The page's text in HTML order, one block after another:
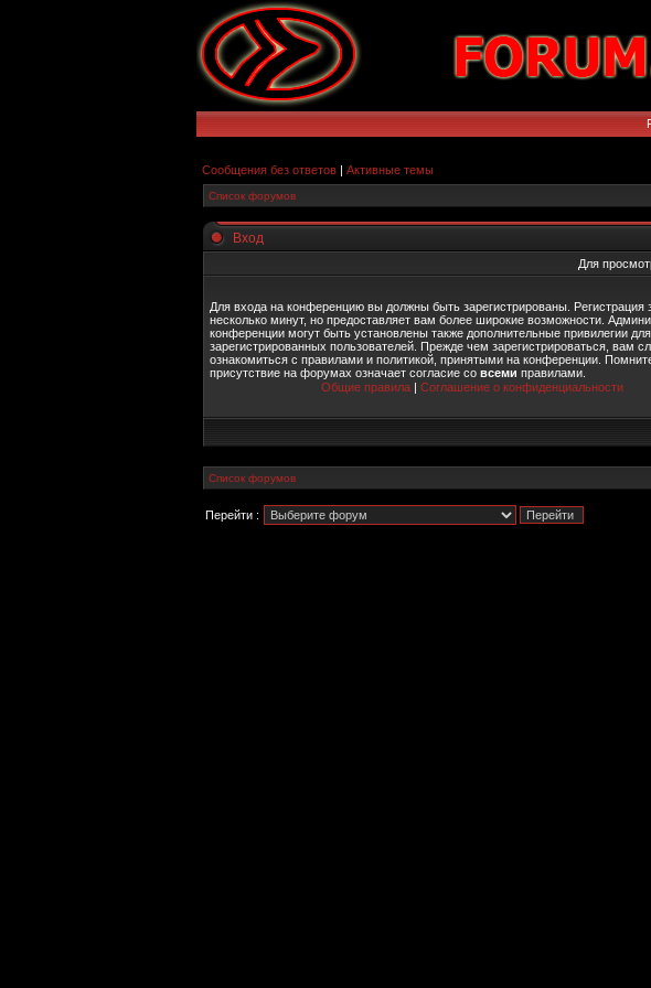
Сообщения без ответов | Активные темы
Список форумов
Вход
Для
Для входа на конференцию вы должны быть зарегистрированы. Регистрация
несколько минут, но предоставляет вам более широкие возможности.
конференции могут быть установлены также дополнительные привилегии для
зарегистрированных пользователей. Прежде чем зарегистрироваться, вам
ознакомиться с правилами и политикой, принятыми на конференции.
присутствие на форумах означает согласие со всеми правилами.
Общие правила | Соглашение о конфиденциальности
Список форумов
Перейти :